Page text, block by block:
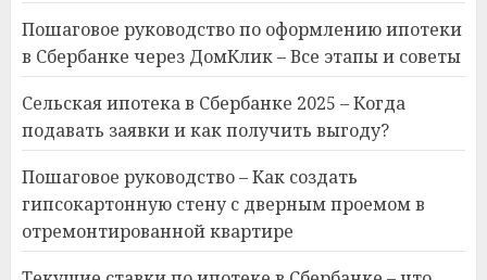
Пошаговое руководство по оформлению ипотеки
в Сбербанке через ДомКлик – Все этапы и советы
Сельская ипотека в Сбербанке 2025 – Когда
подавать заявки и как получить выгоду?
Пошаговое руководство – Как создать
гипсокартонную стену с дверным проемом в
отремонтированной квартире